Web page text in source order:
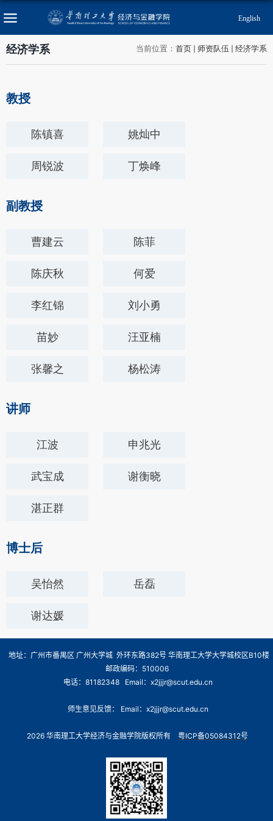
English
当前位置： 首页 师资队伍 经济学系
经济学系
教授
​陈镇喜 姚灿中
周锐波 丁焕峰
副教授
曹建云 陈菲
陈庆秋 何爱
李红锦 ​刘小勇
苗妙 汪亚楠
张馨之 杨松涛
讲师
江波 申兆光
武宝成 谢衡晓
湛正群
博士后
吴怡然 岳磊
谢达媛
地址：广州市番禺区 广州大学城 外环东路382号 华南理工大学大学城校区B10楼
邮政编码：510006
电话：81182348 Email：x2jjjr@scut.edu.cn
师生意见反馈： Email：x2jjjr@scut.edu.cn
2026 华南理工大学经济与金融学院版权所有 粤ICP备05084312号